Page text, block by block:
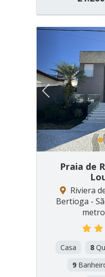
Previous
1
Praia de
Riviera
Bertioga -
Casa 8
9